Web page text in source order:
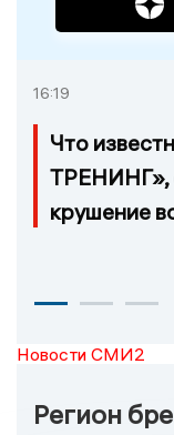
16:19
Что
ТРЕНИНГ»,
крушение
Новости СМИ2
Регион